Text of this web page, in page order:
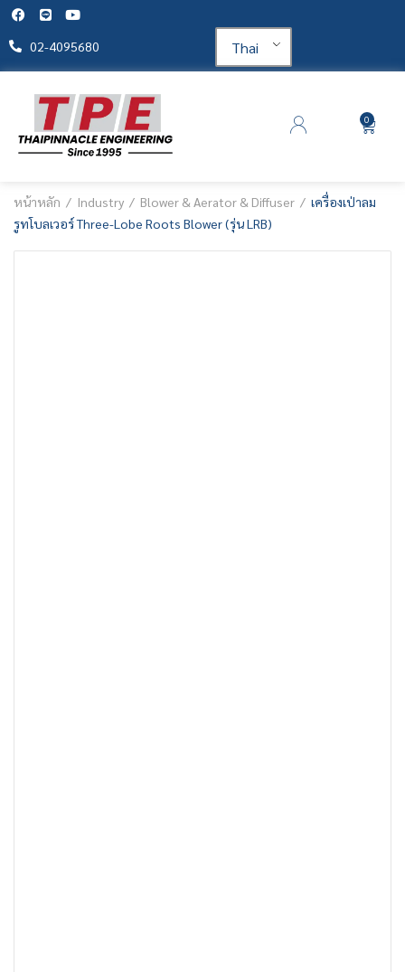
02-4095680 Thai
0
หน้าหลัก Industry Blower & Aerator & Diffuser
เครื่องเป่าลม
รูทโบลเวอร์ Three-Lobe Roots Blower (รุ่น LRB)